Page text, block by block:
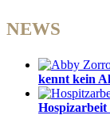
NEWS
kennt kein